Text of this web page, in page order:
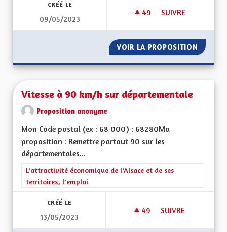
CRÉÉ LE
09/05/2023
49 49 ABONNÉS
SUIVRE
VOIR LA PROPOSITION VOIR
Vitesse à 90 km/h sur départementale
Proposition anonyme
Mon Code postal (ex : 68 000) : 68280Ma
proposition : Remettre partout 90 sur les
départementales...
Filtrer les résultats de la catégorie : L'attractivité
L'attractivité économique de l'Alsace et de ses
territoires, l'emploi
CRÉÉ LE
13/05/2023
49 49 ABONNÉS
SUIVRE